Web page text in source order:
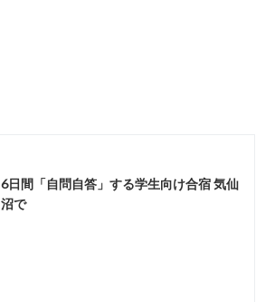
6日間「自問自答」する学生向け合宿 気仙
沼で